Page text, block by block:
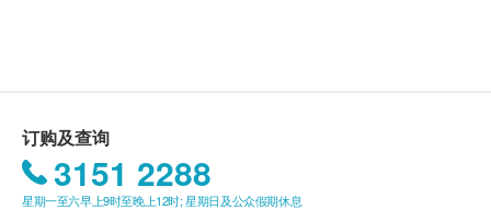
解释化验报告
查询个人及家族病史
亦会在场解答问题及提供协助。如医生认为不适合注
射疫苗，将取消此计划的服务，全数费用退回。
*疫苗注射均由注册医生/医护人员负责注射程序及此
订购及查询
3151 2288
星期一至六早上9时至晚上12时; 星期日及公众假期休息